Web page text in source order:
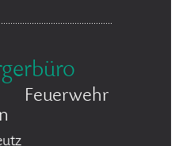
Feuerwehr